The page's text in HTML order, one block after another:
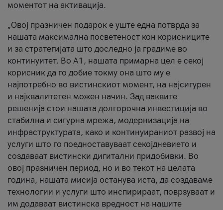
моментот на активација.
„Овој празничен подарок е уште една потврда за
нашата максимална посветеност кон корисниците
и за стратегијата што доследно ја градиме во
континуитет. Во А1, нашата примарна цел е секој
корисник да го добие токму она што му е
најпотребно во вистинскиот момент, на најсигурен
и најквалитетен можен начин. Зад ваквите
решенија стои нашата долгорочна инвестиција во
стабилна и сигурна мрежа, модернизација на
инфраструктурата, како и континуираниот развој на
услуги што го поедноставуваат секојдневието и
создаваат вистински дигитални придобивки. Во
овој празничен период, но и во текот на целата
година, нашата мисија останува иста, да создаваме
технологии и услуги што инспирираат, поврзуваат и
им додаваат вистинска вредност на нашите